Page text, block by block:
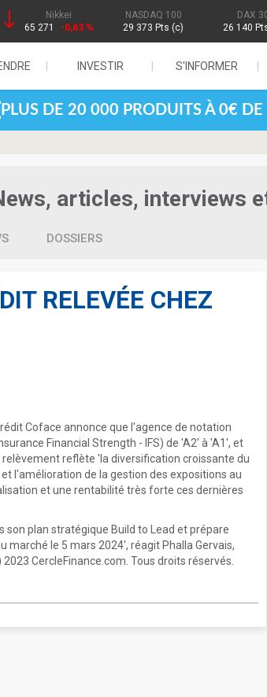
Nikkei
65 271
-0,63 %
NASDAQ 100
29 373 Pts (c)
DAX
26 140
INVESTIR S'INFORMER
PLUS DE 20 000 PRODUITS À 0€
articles, interviews
DOSSIERS
RELEVÉE CHEZ
Coface annonce que l'agence de notation
Financial Strength - IFS) de 'A2' à 'A1', et
reflète 'la diversification croissante du
l'amélioration de la gestion des expositions au
et une rentabilité très forte ces dernières
son plan stratégique Build to Lead et prépare
le 5 mars 2024', réagit Phalla Gervais,
CercleFinance.com. Tous droits réservés.